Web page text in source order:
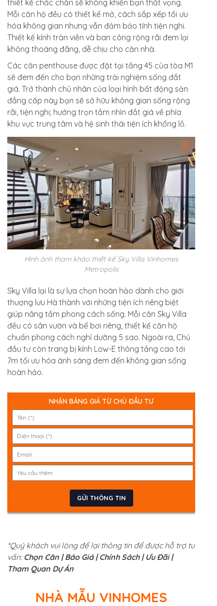
thiết kế chắc chắn sẽ không khiến bạn thất vọng.
Mỗi căn hộ đều có thiết kế mở, cách sắp xếp tối ưu
hóa không gian nhưng vẫn đảm bảo tính tiện nghi.
Thiết kế kính tràn viền và ban công rộng rãi đem lại
không thoáng đãng, dễ chịu cho căn nhà.
Các căn penthouse được đặt tại tầng 45 của tòa M1
sẽ đem đến cho bạn những trải nghiệm sống đắt
giá. Trở thành chủ nhân của loại hình bất động sản
đẳng cấp này bạn sẽ sở hữu không gian sống rộng
rãi, tiện nghi; hưởng trọn tầm nhìn đắt giá về phía
khu vực trung tâm và hệ sinh thái tiện ích khổng lồ.
Hình ảnh tham khảo thiết kế Sky Villa Vinhomes
Metropolis
Sky Villa lại là sự lựa chọn hoàn hảo dành cho giới
thượng lưu Hà thành với những tiện ích riêng biệt
giúp nâng tầm phong cách sống. Mỗi căn Sky Villa
đều có sân vườn và bể bơi riêng, thiết kế căn hộ
chuẩn phong cách nghỉ dưỡng 5 sao. Ngoài ra, Chủ
đầu tư còn trang bị kính Low-E thông tầng cao tới
7m tối ưu hóa ánh sáng đem đến không gian sống
hoàn hảo.
NHẬN BẢNG GIÁ TỪ CHỦ ĐẦU TƯ
*Quý khách vui lòng để lại thông tin để được hỗ trợ tư
vấn: Chọn Căn | Báo Giá | Chính Sách | Ưu Đãi |
Tham Quan Dự Án
NHÀ MẪU VINHOMES